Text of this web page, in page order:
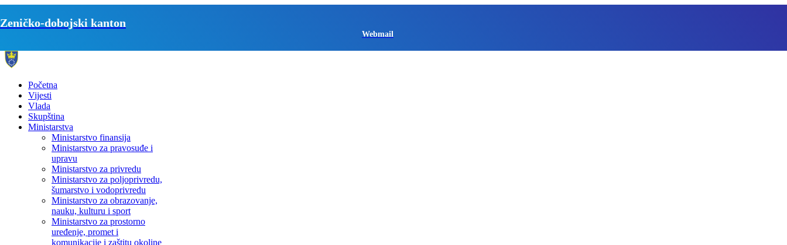
Zeničko-dobojski kanton
Webmail
Početna
Vijesti
Vlada
Skupština
Ministarstva
Ministarstvo finansija
Ministarstvo za pravosuđe i
upravu
Ministarstvo za privredu
Ministarstvo za poljoprivredu,
šumarstvo i vodoprivredu
Ministarstvo za obrazovanje,
nauku, kulturu i sport
Ministarstvo za prostorno
uređenje, promet i
komunikacije i zaštitu okoline